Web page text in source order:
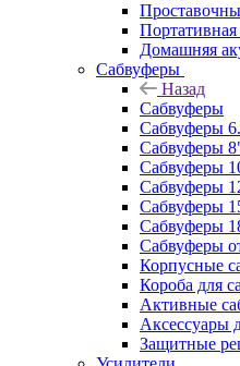
Портативная
Домашняя
Сабвуферы
Назад
Сабвуферы
Сабвуферы
Сабвуферы
Сабвуферы
Сабвуферы
Сабвуферы
Сабвуферы
Сабвуферы
Корпусные
Короба для
Активные
Аксессуары
Защитные